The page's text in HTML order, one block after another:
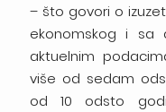
– što govori o
ekonomskog i sa
aktuelnim
više od sedam
od 10 odsto